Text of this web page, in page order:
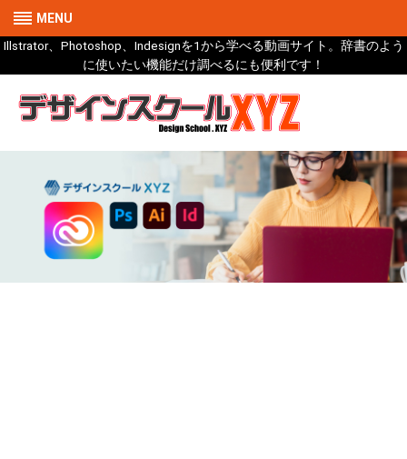
MENU
Illstrator、Photoshop、Indesignを1から学べる動画サイト。辞書のよう
に使いたい機能だけ調べるにも便利です！